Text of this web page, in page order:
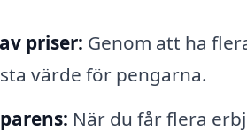
priser: Genom att ha
värde för pengarna.
När du får flera